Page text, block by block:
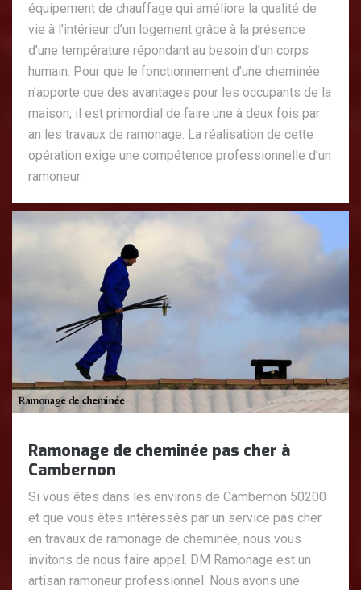
équipement de chauffage qui améliore la qualité de
vie à l’intérieur d’un logement grâce à la présence
d’une température répondant au besoin d’un corps
humain. Pour que le fonctionnement d’une cheminée
n’apporte que des avantages pour les occupants de la
maison, il est primordial de faire une à deux fois par
an les travaux de ramonage. La réalisation de cette
opération exige une compétence professionnelle d’un
ramoneur.
Ramonage de cheminée pas cher à
Cambernon
Si vous êtes dans les environs de Cambernon 50200
et que vous êtes intéressés par un service pas cher
en travaux de ramonage de cheminée, nous vous
invitons de nous faire appel. DM Ramonage est un
artisan ramoneur professionnel. Nous avons une